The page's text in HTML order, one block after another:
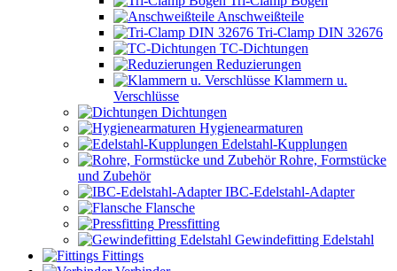
Anschweißteile
Tri-Clamp DIN 32676
TC-Dichtungen
Reduzierungen
Klammern u.
Verschlüsse
Dichtungen
Hygienearmaturen
Edelstahl-Kupplungen
Rohre, Formstücke
und Zubehör
IBC-Edelstahl-Adapter
Flansche
Pressfitting
Gewindefitting Edelstahl
Fittings